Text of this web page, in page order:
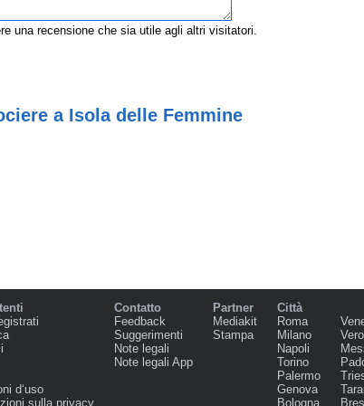
una recensione che sia utile agli altri visitatori.
a Isola delle Femmine
d‘uso
sulla privacy
Contatto
Feedback
Suggerimenti
Note legali
Note legali App
Partner
Mediakit
Stampa
Città
Roma
Milano
Napoli
Torino
Palermo
Genova
Bologna